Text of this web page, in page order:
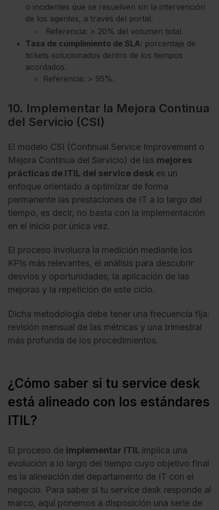
o incidentes que se resuelven sin la intervención
de los agentes, a través del portal.
Referencia: > 20% del volumen total.
Tasa de cumplimiento de SLA: porcentaje de
tickets solucionados dentro de los tiempos
acordados.
Referencia: > 95%.
10. Implementar la Mejora Continua
del Servicio (CSI)
El modelo CSI (Continual Service Improvement o
Mejora Continua del Servicio) de las mejores
prácticas de ITIL del service desk es un
enfoque orientado a optimizar de forma
permanente las prestaciones de IT a lo largo del
tiempo, es decir, no basta con la implementación
en el inicio por única vez.
El proceso involucra la medición mediante los
KPIs más relevantes, el análisis para descubrir
desvíos y oportunidades, la aplicación de las
mejoras y la repetición de este ciclo.
Dicha metodología debe tener una frecuencia fija:
revisión mensual de las métricas y una trimestral
más profunda de los procedimientos.
¿Cómo saber si tu service desk
está alineado con los estándares
ITIL?
El proceso de implementar ITIL implica una
evolución a lo largo del tiempo cuyo objetivo final
es la alineación del departamento de IT con el
negocio. Para saber si tu service desk responde al
marco, aquí ponemos a disposición una serie de